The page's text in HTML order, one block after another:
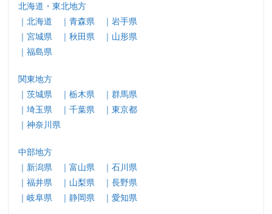
北海道・東北地方
｜北海道
｜青森県
｜岩手県
｜宮城県
｜秋田県
｜山形県
｜福島県
関東地方
｜茨城県
｜栃木県
｜群馬県
｜埼玉県
｜千葉県
｜東京都
｜神奈川県
中部地方
｜新潟県
｜富山県
｜石川県
｜福井県
｜山梨県
｜長野県
｜岐阜県
｜静岡県 ｜愛知県